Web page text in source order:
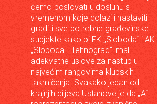
ćemo poslovati u dosluhu s
vremenom koje dolazi i nastaviti
graditi sve potrebne građevinske
subjekte kako bi FK „Sloboda“ i AK
„Sloboda - Tehnograd“ imali
adekvatne uslove za nastup u
najvećim rangovima klupskih
takmičenja. Svakako jedan od
krajnjih ciljeva Ustanove je da „A“